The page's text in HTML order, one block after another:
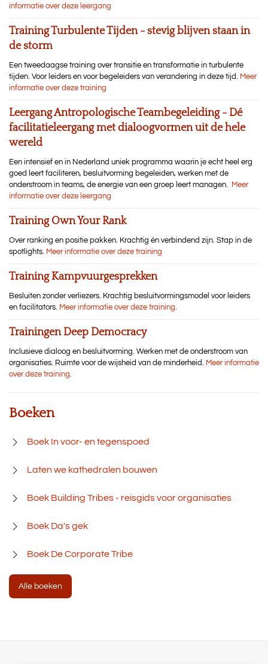
informatie over deze leergang
Training Turbulente Tijden - stevig blijven staan in
de storm
Een tweedaagse training over transitie en transformatie in turbulente
tijden. Voor leiders en voor begeleiders van verandering in deze tijd. Meer
informatie over deze training
Leergang Antropologische Teambegeleiding - Dé
facilitatieleergang met dialoogvormen uit de hele
wereld
Een intensief en in Nederland uniek programma waarin je echt heel erg
goed leert faciliteren, besluitvorming begeleiden, werken met de
onderstroom in teams, de energie van een groep leert managen.
Meer
informatie over deze leergang
Training Own Your Rank
Over ranking en positie pakken. Krachtig én verbindend zijn. Stap in de
spotlights. Meer informatie over deze training
Training Kampvuurgesprekken
Besluiten zonder verliezers. Krachtig besluitvormingsmodel voor leiders
en facilitators. Meer informatie over deze training.
Trainingen Deep Democracy
Inclusieve dialoog en besluitvorming. Werken met de onderstroom van
organisaties. Ruimte voor de wijsheid van de minderheid. Meer informatie
over deze training.
Boeken
Boek In voor- en tegenspoed
Laten we kathedralen bouwen
Boek Building Tribes - reisgids voor organisaties
Boek Da's gek
Boek De Corporate Tribe
Alle boeken